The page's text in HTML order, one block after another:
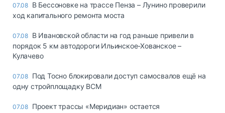
07.08 В Бессоновке на трассе Пенза – Лунино проверили
ход капитального ремонта моста
07.08 В Ивановской области на год раньше привели в
порядок 5 км автодороги Ильинское-Хованское –
Кулачево
07.08 Под Тосно блокировали доступ самосвалов ещё на
одну стройплощадку ВСМ
07.08 Проект трассы «Меридиан» остается